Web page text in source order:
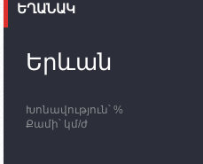
պատասխանատուներ
11:03
ՄԱԿ-ի
ԵՂԱՆԱԿ
Երևան
Խոնավություն՝ %
Քամի՝ կմ/ժ